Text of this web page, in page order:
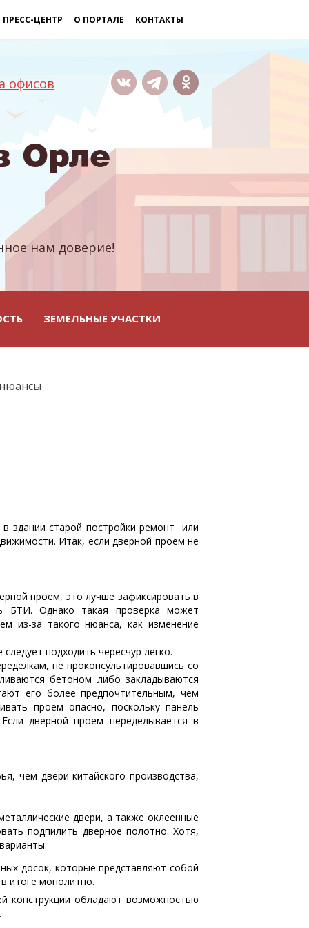
ПРЕСС-ЦЕНТР О ПОРТАЛЕ КОНТАКТЫ
офисов
Орле
нам доверие!
ЗЕМЕЛЬНЫЕ УЧАСТКИ
здании старой постройки ремонт или
Итак, если дверной проем не
проем, это лучше зафиксировать в
БТИ. Однако такая проверка может
из-за такого нюанса, как изменение
подходить чересчур легко.
не проконсультировавшись со
бетоном либо закладываются
его более предпочтительным, чем
проем опасно, поскольку панель
дверной проем переделывается в
чем двери китайского производства,
двери, а также оклеенные
подпилить дверное полотно. Хотя,
досок, которые представляют собой
итоге монолитно.
конструкции обладают возможностью